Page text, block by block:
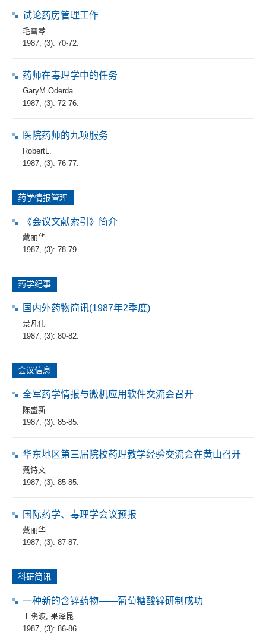
试论药房管理工作
毛雪琴
1987, (3): 70-72.
药师在毒理学中的任务
GaryM.Oderda
1987, (3): 72-76.
医院药师的九项服务
RobertL.
1987, (3): 76-77.
药学情报管理
《会议文献索引》简介
戴丽华
1987, (3): 78-79.
药学纪事
国内外药物简讯(1987年2季度)
景凡伟
1987, (3): 80-82.
会议信息
全军药学情报与微机应用软件交流会召开
陈盛新
1987, (3): 85-85.
华东地区第三届院校药理教学经验交流会在黄山召开
戴诗文
1987, (3): 85-85.
国际药学、毒理学会议预报
戴丽华
1987, (3): 87-87.
科研简讯
一种新的含锌药物——葡萄糖酸锌研制成功
王晓波 果泽昆
1987, (3): 86-86.